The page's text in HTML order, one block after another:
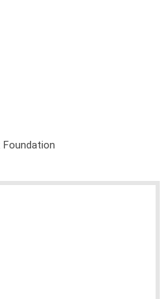
Foundation